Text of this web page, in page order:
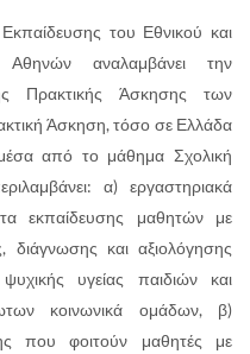
του Εθνικού και
Αθηνών αναλαμβάνει την
Πρακτικής Άσκησης των
Άσκηση, τόσο σε Ελλάδα
από το μάθημα Σχολική
α) εργαστηριακά
εκπαίδευσης μαθητών με
διάγνωσης και αξιολόγησης
υγείας παιδιών και
κοινωνικά ομάδων, β)
που φοιτούν μαθητές με